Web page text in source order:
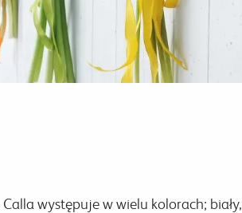
występuje w wielu kolorach; biały,